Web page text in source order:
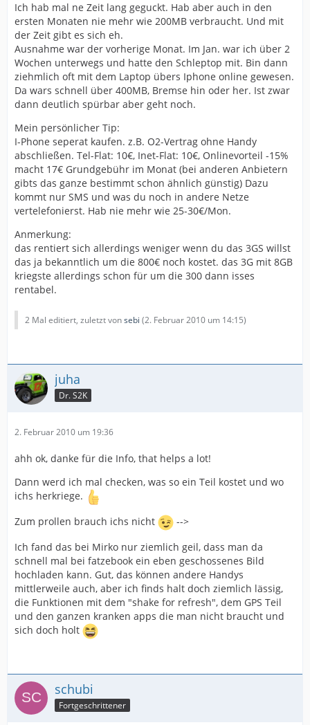
Ich hab mal ne Zeit lang geguckt. Hab aber auch in den
ersten Monaten nie mehr wie 200MB verbraucht. Und mit
der Zeit gibt es sich eh.
Ausnahme war der vorherige Monat. Im Jan. war ich über 2
Wochen unterwegs und hatte den Schleptop mit. Bin dann
ziehmlich oft mit dem Laptop übers Iphone online gewesen.
Da wars schnell über 400MB, Bremse hin oder her. Ist zwar
dann deutlich spürbar aber geht noch.
Mein persönlicher Tip:
I-Phone seperat kaufen. z.B. O2-Vertrag ohne Handy
abschließen. Tel-Flat: 10€, Inet-Flat: 10€, Onlinevorteil -15%
macht 17€ Grundgebühr im Monat (bei anderen Anbietern
gibts das ganze bestimmt schon ähnlich günstig) Dazu
kommt nur SMS und was du noch in andere Netze
vertelefonierst. Hab nie mehr wie 25-30€/Mon.
Anmerkung:
das rentiert sich allerdings weniger wenn du das 3GS willst
das ja bekanntlich um die 800€ noch kostet. das 3G mit 8GB
kriegste allerdings schon für um die 300 dann isses
rentabel.
2 Mal editiert, zuletzt vonsebi (2. Februar 2010 um 14:15)
juha
Dr. S2K
2. Februar 2010 um 19:36
ahh ok, danke für die Info, that helps a lot!
Dann werd ich mal checken, was so ein Teil kostet und wo
ichs herkriege.
Zum prollen brauch ichs nicht
-->
Ich fand das bei Mirko nur ziemlich geil, dass man da
schnell mal bei fatzebook ein eben geschossenes Bild
hochladen kann. Gut, das können andere Handys
mittlerweile auch, aber ich finds halt doch ziemlich lässig,
die Funktionen mit dem "shake for refresh", dem GPS Teil
und den ganzen kranken apps die man nicht braucht und
sich doch holt
schubi
Fortgeschrittener